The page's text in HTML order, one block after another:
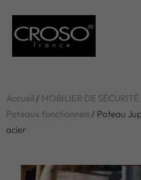
Accueil / MOBILIER DE SÉCURITÉ
Poteaux fonctionnels/ Poteau
acier